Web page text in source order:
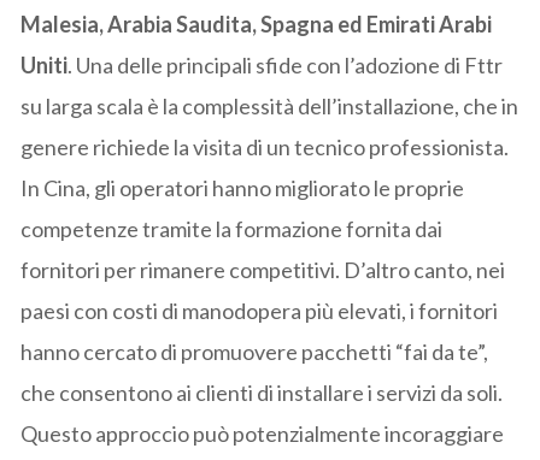
Malesia, Arabia Saudita, Spagna ed Emirati Arabi
Uniti. Una delle principali sfide con l’adozione di Fttr
su larga scala è la complessità dell’installazione, che in
genere richiede la visita di un tecnico professionista.
In Cina, gli operatori hanno migliorato le proprie
competenze tramite la formazione fornita dai
fornitori per rimanere competitivi. D’altro canto, nei
paesi con costi di manodopera più elevati, i fornitori
hanno cercato di promuovere pacchetti “fai da te”,
che consentono ai clienti di installare i servizi da soli.
Questo approccio può potenzialmente incoraggiare